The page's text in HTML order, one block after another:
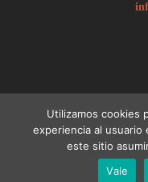
© 2026 abogado.org.Aviso legal
Utilizamos cookies
experiencia al usuario
este sitio
Vale